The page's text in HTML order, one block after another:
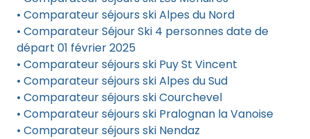
• Comparateur séjours ski Alpes du Nord
• Comparateur Séjour Ski 4 personnes date de
départ 01 février 2025
• Comparateur séjours ski Puy St Vincent
• Comparateur séjours ski Alpes du Sud
• Comparateur séjours ski Courchevel
• Comparateur séjours ski Pralognan la Vanoise
• Comparateur séjours ski Nendaz